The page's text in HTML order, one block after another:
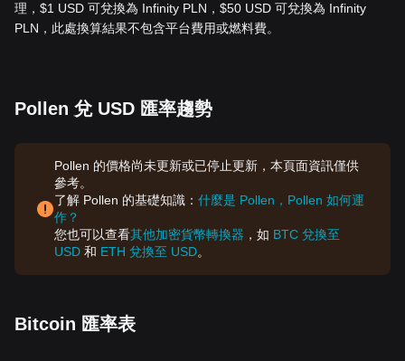
理，$1 USD 可兌換為 Infinity PLN，$50 USD 可兌換為 Infinity
PLN，此處換算結果不包含平台費用或燃料費。
Pollen 兌 USD 匯率趨勢
Pollen 的價格尚未更新或已停止更新，本頁面資訊僅供
參考。
了解 Pollen 的基礎知識： 什麼是 Pollen，Pollen 如何運
作？
您也可以查看其他加密貨幣轉換器 ，如 BTC 兌換至
USD 和 ETH 兌換至 USD。
Bitcoin 匯率表